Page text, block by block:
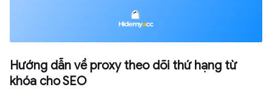
Hướng dẫn về proxy theo dõi thứ hạng từ
khóa cho SEO